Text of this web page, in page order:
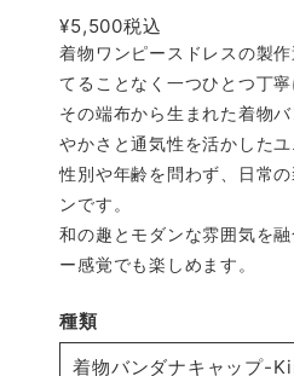
¥5,500税込
着物ワンピースドレスの製
てることなく一つひとつ丁寧
その端布から生まれた着物
やかさと通気性を活かしたユ
性別や年齢を問わず、日常
ンです。
和の趣とモダンな雰囲気を
ー感覚でも楽しめます。
種類